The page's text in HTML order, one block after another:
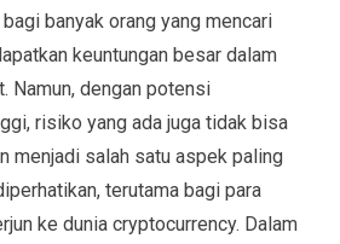
banyak orang yang mencari
keuntungan besar dalam
Namun, dengan potensi
risiko yang ada juga tidak bisa
menjadi salah satu aspek paling
terutama bagi para
ke dunia cryptocurrency. Dalam